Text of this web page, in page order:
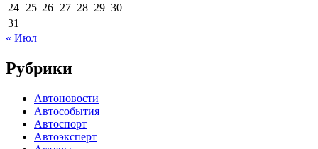
24 25 26 27 28 29 30
31
« Июл
Рубрики
Автоновости
Автособытия
Автоспорт
Автоэксперт